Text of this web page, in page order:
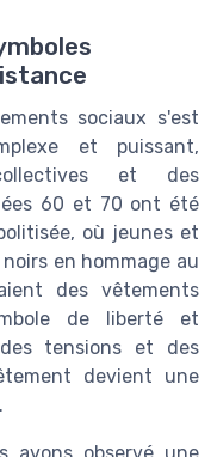
sociaux s'est
et puissant,
et des
60 et 70 ont été
où jeunes et
en hommage au
des vêtements
de liberté et
tensions et des
devient une